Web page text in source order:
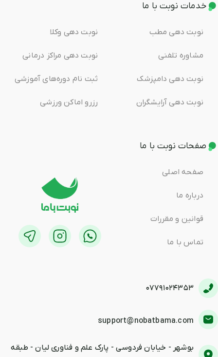
خدمات نوبت با ما
نوبت دهی مطب
مشاوره تلفنی
نوبت دهی دامپزشک
نوبت دهی آرایشگران
نوبت دهی وکلا
نوبت دهی مراکز درمانی
ثبت ‌نام دوره‌های آموزشی
رزرو اماکن ورزشی
صفحات نوبت با ما
صفحه اصلی
درباره ما
قوانین و مقررات
تماس با ما
07791024353
support@nobatbama.com
بوشهر - خیابان فردوسی - پارک علم و فناوری لیان - طبقه